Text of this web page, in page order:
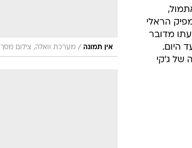
אין תמונה / מערכת וואלה, צילום מסך
הראלי
מדובר
היום.
של ג'קי